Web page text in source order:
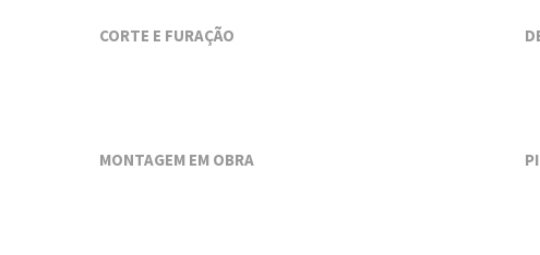
CORTE E FURAÇÃO
MONTAGEM EM OBRA